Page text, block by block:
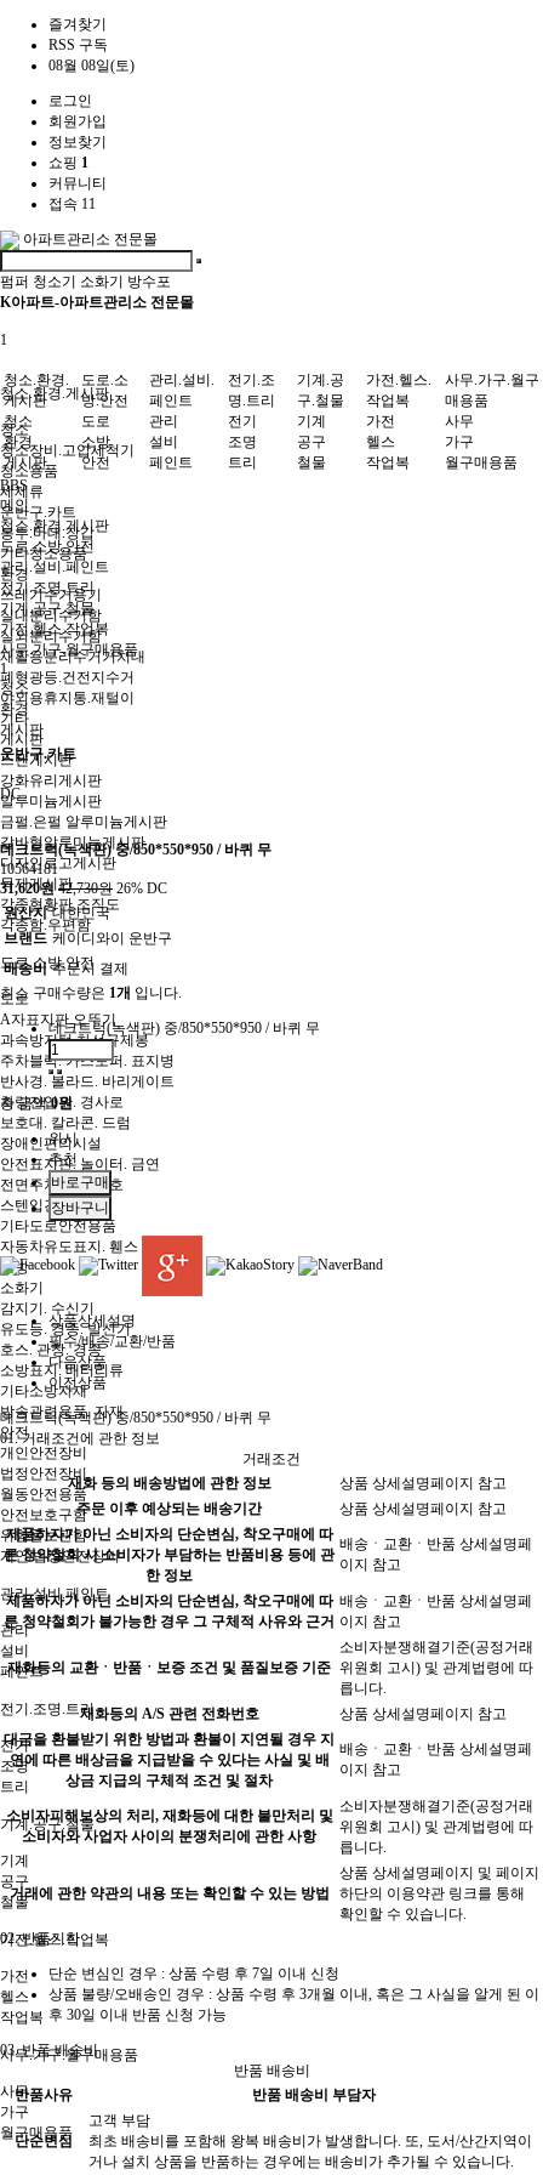
즐겨찾기
RSS 구독
08월 08일(토)
로그인
회원가입
정보찾기
쇼핑 1
커뮤니티
접속 11
아파트관리소 전문몰
펌퍼 청소기 소화기
방수포
K아파트-아파트관리소 전문몰
1
청소.환경.게시판
청소
청소장비.고압세척기
청소용품
세제류
운반구.카트
봉투.마대.장갑
기타청소용품
환경
쓰레기수거용기
실내분리수거함
실외분리수거함
재활용분리수거거치대
폐형광등.건전지수거
야외용휴지통.재털이
기타
게시판
스텐게시판
강화유리게시판
알루미늄게시판
금펄.은펄 알루미늄게시판
갈바형알루미늄게시판
디자인로고게시판
목재게시판
각종현황판.조직도
각종함.우편함
도로.소방.안전
도로
A자표지판.오뚜기
과속방지턱.차선규제봉
주차블럭. 카스토퍼. 표지병
반사경. 볼라드. 바리게이트
차량진입판. 경사로
보호대. 칼라콘. 드럼
장애인편의시설
안전표지판. 놀이터. 금연
전면주차. 잔디보호
스텐입간판
기타도로안전용품
자동차유도표지. 휀스
소방
소화기
감지기. 수신기
유도등. 경종. 발신기
호스. 관창. 경종
소방표지. 배터리류
기타소방자재
방송관련용품. 자재
안전
개인안전장비
법정안전장비
월동안전용품
안전보호구함
위험물보관함
개인/법정안전장비
관리.설비.페인트
관리
설비
페인트
전기.조명.트리
전기
조명
트리
기계.공구.철물
기계
공구
철물
가전.헬스.작업복
가전
헬스
작업복
사무.가구.월구매용품
사무
가구
월구매용품
청소.환경.
게시판
청소
환경
게시판
도로.소
방.안전
도로
소방
안전
관리.설비.
페인트
관리
설비
페인트
전기.조
명.트리
전기
조명
트리
기계.공
구.철물
기계
공구
철물
가전.헬스.
작업복
가전
헬스
작업복
사무.가구.월구
매용품
사무
가구
월구매용품
BBS
메인
청소.환경.게시판
도로.소방.안전
관리.설비.페인트
전기.조명.트리
기계.공구.철물
가전.헬스.작업복
사무.가구.월구매용품
1
청소
환경
게시판
운반구.카트
DC
데크트럭(녹색판) 중/850*550*950 / 바퀴 무
10564181
31,620원 42,730원 26% DC
원산지 대한민국
브랜드 케이디와이 운반구
배송비 주문시 결제
최소 구매수량은 1개 입니다.
데크트럭(녹색판) 중/850*550*950 / 바퀴 무
총 금액0원
위시
추천
상품상세설명
필수/배송/교환/반품
다음상품
이전상품
데크트럭(녹색판) 중/850*550*950 / 바퀴 무
01.거래조건에 관한 정보
거래조건
재화 등의 배송방법에 관한 정보
상품 상세설명페이지 참고
주문 이후 예상되는 배송기간
상품 상세설명페이지 참고
제품하자가 아닌 소비자의 단순변심, 착오구매에 따
른 청약철회 시 소비자가 부담하는 반품비용 등에 관
한 정보
배송ㆍ교환ㆍ반품 상세설명페
이지 참고
제품하자가 아닌 소비자의 단순변심, 착오구매에 따
른 청약철회가 불가능한 경우 그 구체적 사유와 근거
배송ㆍ교환ㆍ반품 상세설명페
이지 참고
재화등의 교환ㆍ반품ㆍ보증 조건 및 품질보증 기준
소비자분쟁해결기준(공정거래
위원회 고시) 및 관계법령에 따
릅니다.
재화등의 A/S 관련 전화번호
상품 상세설명페이지 참고
대금을 환불받기 위한 방법과 환불이 지연될 경우 지
연에 따른 배상금을 지급받을 수 있다는 사실 및 배
상금 지급의 구체적 조건 및 절차
배송ㆍ교환ㆍ반품 상세설명페
이지 참고
소비자피해보상의 처리, 재화등에 대한 불만처리 및
소비자와 사업자 사이의 분쟁처리에 관한 사항
소비자분쟁해결기준(공정거래
위원회 고시) 및 관계법령에 따
릅니다.
거래에 관한 약관의 내용 또는 확인할 수 있는 방법
상품 상세설명페이지 및 페이지
하단의 이용약관 링크를 통해
확인할 수 있습니다.
02.반품기한
단순 변심인 경우 : 상품 수령 후 7일 이내 신청
상품 불량/오배송인 경우 : 상품 수령 후 3개월 이내, 혹은 그 사실을 알게 된 이
후 30일 이내 반품 신청 가능
03.반품 배송비
반품 배송비
반품사유
반품 배송비 부담자
단순변심
고객 부담
최초 배송비를 포함해 왕복 배송비가 발생합니다. 또, 도서/산간지역이
거나 설치 상품을 반품하는 경우에는 배송비가 추가될 수 있습니다.